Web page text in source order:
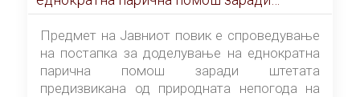
штетата предизвикана од природната
непогода на подрачјето на Општина
Центар-Скопје случена на ден 21.07.2026
година
Предмет на Јавниот повик е спроведување
на постапка за доделување на еднократна
парична помош заради штетата
предизвикана од природната непогода на